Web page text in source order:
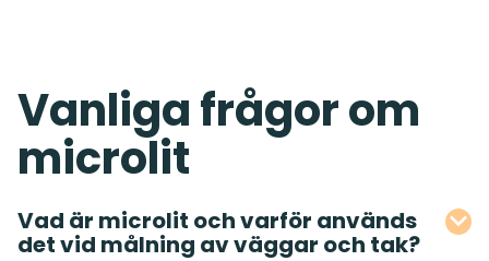
Vanliga frågor om
microlit
Vad är microlit och varför används
det vid målning av väggar och tak?